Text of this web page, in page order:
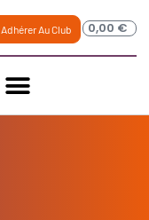
Adhérer Au Club 0,00 €